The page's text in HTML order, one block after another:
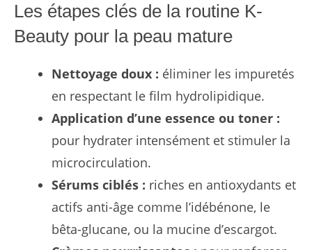
Les étapes clés de la routine K-
Beauty pour la peau mature
Nettoyage doux : éliminer les impuretés
en respectant le film hydrolipidique.
Application d’une essence ou toner :
pour hydrater intensément et stimuler la
microcirculation.
Sérums ciblés : riches en antioxydants et
actifs anti-âge comme l’idébénone, le
bêta-glucane, ou la mucine d’escargot.